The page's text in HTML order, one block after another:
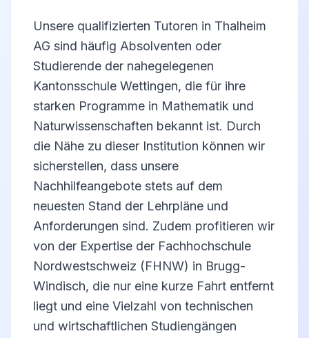
Unsere qualifizierten Tutoren in Thalheim
AG sind häufig Absolventen oder
Studierende der nahegelegenen
Kantonsschule Wettingen, die für ihre
starken Programme in Mathematik und
Naturwissenschaften bekannt ist. Durch
die Nähe zu dieser Institution können wir
sicherstellen, dass unsere
Nachhilfeangebote stets auf dem
neuesten Stand der Lehrpläne und
Anforderungen sind. Zudem profitieren wir
von der Expertise der Fachhochschule
Nordwestschweiz (FHNW) in Brugg-
Windisch, die nur eine kurze Fahrt entfernt
liegt und eine Vielzahl von technischen
und wirtschaftlichen Studiengängen